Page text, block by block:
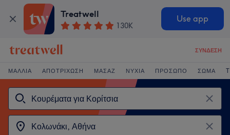
Treatwell
130K
Use app
ΣΎΝΔΕΣΗ
ΜΑΛΛΙΆ ΑΠΟΤΡΊΧΩΣΗ ΜΑΣΆΖ ΝΎΧΙΑ ΠΡΌΣΩΠΟ ΣΏΜΑ